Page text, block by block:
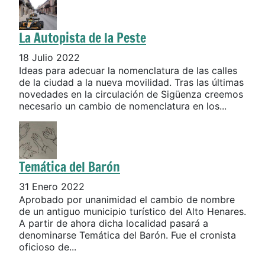
La Autopista de la Peste
18 Julio 2022
Ideas para adecuar la nomenclatura de las calles
de la ciudad a la nueva movilidad. Tras las últimas
novedades en la circulación de Sigüenza creemos
necesario un cambio de nomenclatura en los...
Temática del Barón
31 Enero 2022
Aprobado por unanimidad el cambio de nombre
de un antiguo municipio turístico del Alto Henares.
A partir de ahora dicha localidad pasará a
denominarse Temática del Barón. Fue el cronista
oficioso de...